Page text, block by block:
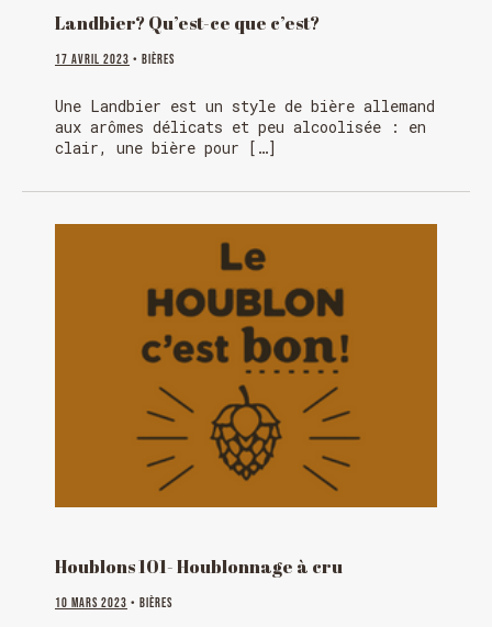
Landbier? Qu’est-ce que c’est?
17 avril 2023 • Bières
Une Landbier est un style de bière allemand
aux arômes délicats et peu alcoolisée : en
clair, une bière pour […]
Houblons 101- Houblonnage à cru
10 mars 2023 • Bières